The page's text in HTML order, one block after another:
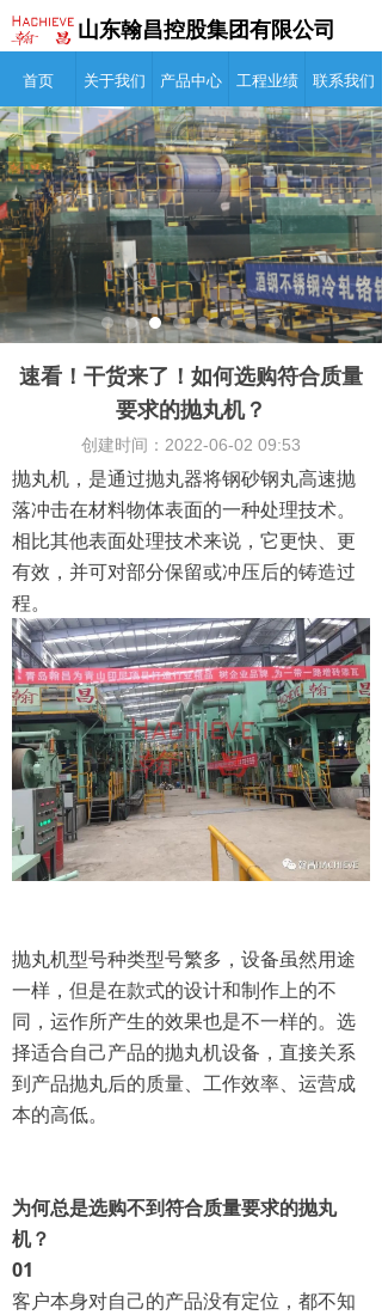
首页
产品中心
工程案例
新闻资讯
联系我们
山东翰昌控股集团有限公司
首页 关于我们 产品中心 工程业绩 联系我们
速看！干货来了！如何选购符合质量
要求的抛丸机？
抛丸机，是通过抛丸器将钢砂钢丸高速抛
落冲击在材料物体表面的一种处理技术。
相比其他表面处理技术来说，它更快、更
有效，并可对部分保留或冲压后的铸造过
程。
抛丸机型号种类型号繁多，设备虽然用途
一样，但是在款式的设计和制作上的不
同，运作所产生的效果也是不一样的。选
择适合自己产品的抛丸机设备，直接关系
到产品抛丸后的质量、工作效率、运营成
本的高低。
为何总是选购不到符合质量要求的抛丸
机？
01
客户本身对自己的产品没有定位，都不知
创建时间： 2022-06-02 09:53